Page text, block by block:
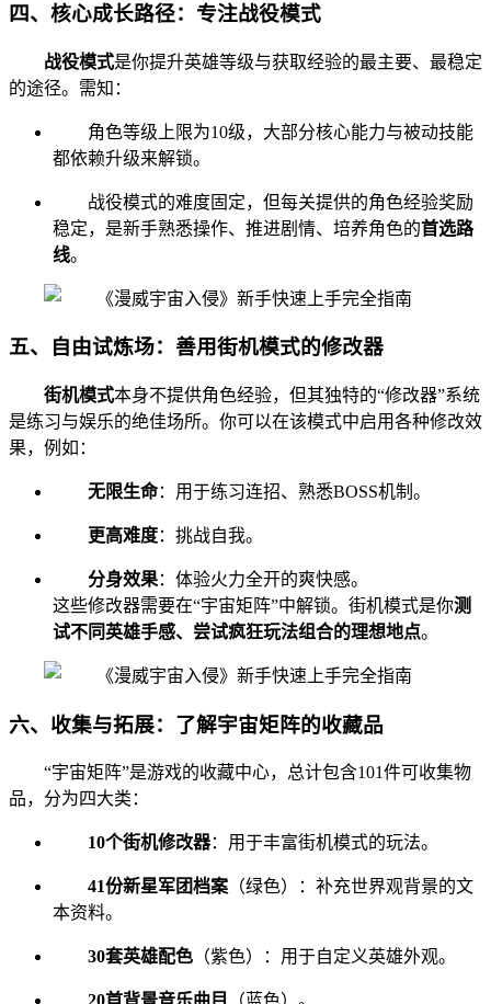
四、核心成长路径：专注战役模式
战役模式是你提升英雄等级与获取经验的最主要、最稳定
的途径。需知：
角色等级上限为10级，大部分核心能力与被动技能
都依赖升级来解锁。
战役模式的难度固定，但每关提供的角色经验奖励
稳定，是新手熟悉操作、推进剧情、培养角色的首选路
线。
五、自由试炼场：善用街机模式的修改器
街机模式本身不提供角色经验，但其独特的“修改器”系统
是练习与娱乐的绝佳场所。你可以在该模式中启用各种修改效
果，例如：
无限生命：用于练习连招、熟悉BOSS机制。
更高难度：挑战自我。
分身效果：体验火力全开的爽快感。
这些修改器需要在“宇宙矩阵”中解锁。街机模式是你测
试不同英雄手感、尝试疯狂玩法组合的理想地点。
六、收集与拓展：了解宇宙矩阵的收藏品
“宇宙矩阵”是游戏的收藏中心，总计包含101件可收集物
品，分为四大类：
10个街机修改器：用于丰富街机模式的玩法。
41份新星军团档案 （绿色）：补充世界观背景的文
本资料。
30套英雄配色 （紫色）：用于自定义英雄外观。